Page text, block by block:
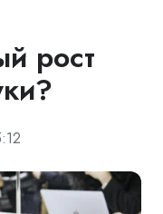
рост